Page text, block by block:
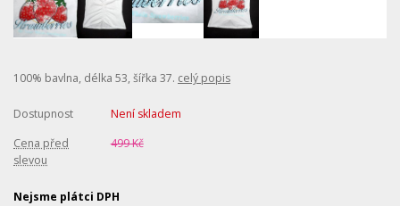
100% bavlna, délka 53, šířka 37. celý popis
Dostupnost
Není skladem
Cena před
slevou
499 Kč
Nejsme plátci DPH